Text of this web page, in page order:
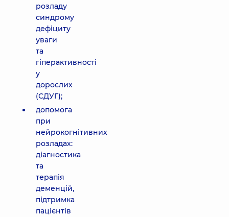
розладу
синдрому
дефіциту
уваги
та
гіперактивності
у
дорослих
(СДУГ);
допомога
при
нейрокогнітивних
розладах:
діагностика
та
терапія
деменцій,
підтримка
пацієнтів